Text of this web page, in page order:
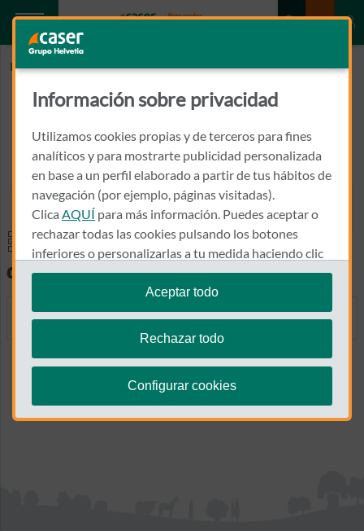
Inicio CALLEJA LLANOS, JUAN CARLOS
CALLEJA LLANOS, JUAN CARLOS
24001 - LEON
987 246 602
Llamar a CALLEJA LLANOS,
Especialidades y pruebas
diagnósticas
MEDICINA GENERAL
Información sobre privacidad
Utilizamos cookies propias y de terceros para fines
analíticos y para mostrarte publicidad personalizada
en base a un perfil elaborado a partir de tus hábitos de
navegación (por ejemplo, páginas visitadas).
Clica AQUÍ para más información. Puedes aceptar o
rechazar todas las cookies pulsando los botones
inferiores o personalizarlas a tu medida haciendo clic
en"configurar cookies".
Te recordamos que puedes modificar tus ajustes de
cookies en cualquier momento en la sección
Aceptar todo
Rechazar todo
Configurar cookies